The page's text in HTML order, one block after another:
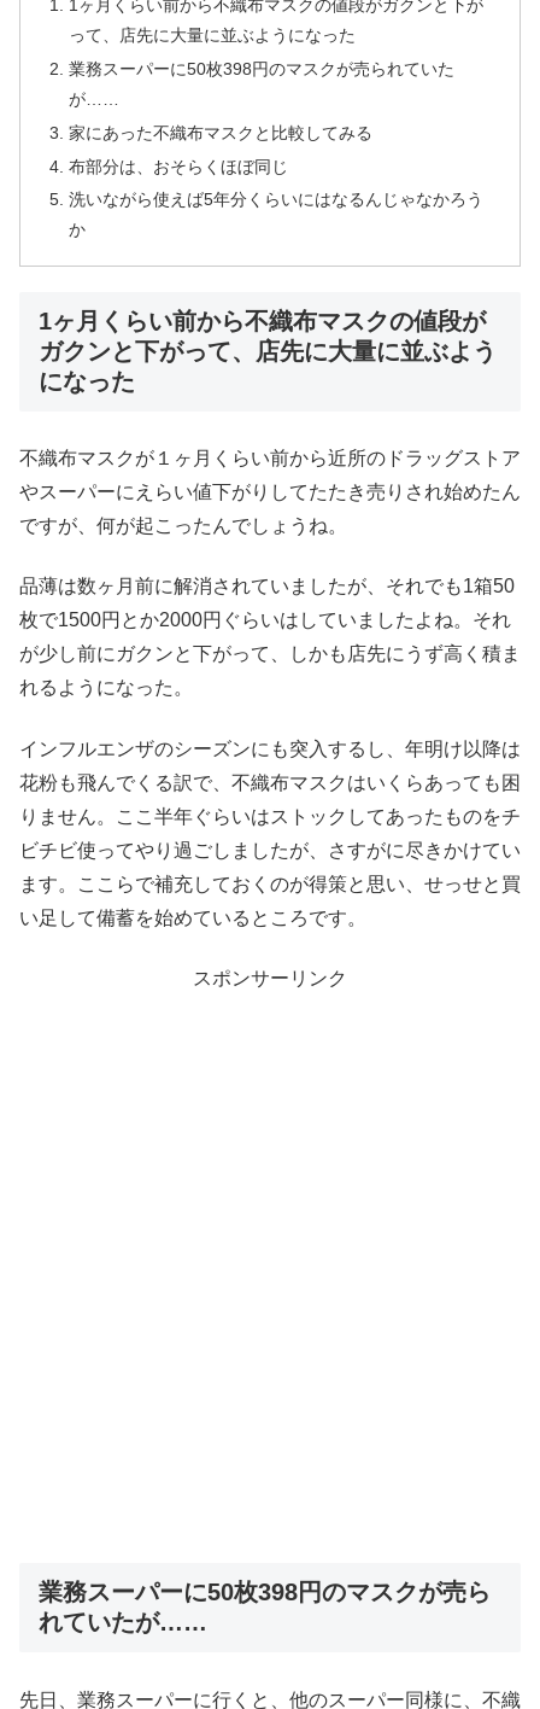
1ヶ月くらい前から不織布マスクの値段がガクンと下が
って、店先に大量に並ぶようになった
業務スーパーに50枚398円のマスクが売られていた
が……
家にあった不織布マスクと比較してみる
布部分は、おそらくほぼ同じ
洗いながら使えば5年分くらいにはなるんじゃなかろう
か
1ヶ月くらい前から不織布マスクの値段が
ガクンと下がって、店先に大量に並ぶよう
になった
不織布マスクが１ヶ月くらい前から近所のドラッグストア
やスーパーにえらい値下がりしてたたき売りされ始めたん
ですが、何が起こったんでしょうね。
品薄は数ヶ月前に解消されていましたが、それでも1箱50
枚で1500円とか2000円ぐらいはしていましたよね。それ
が少し前にガクンと下がって、しかも店先にうず高く積ま
れるようになった。
インフルエンザのシーズンにも突入するし、年明け以降は
花粉も飛んでくる訳で、不織布マスクはいくらあっても困
りません。ここ半年ぐらいはストックしてあったものをチ
ビチビ使ってやり過ごしましたが、さすがに尽きかけてい
ます。ここらで補充しておくのが得策と思い、せっせと買
い足して備蓄を始めているところです。
スポンサーリンク
業務スーパーに50枚398円のマスクが売ら
れていたが……
先日、業務スーパーに行くと、他のスーパー同様に、不織